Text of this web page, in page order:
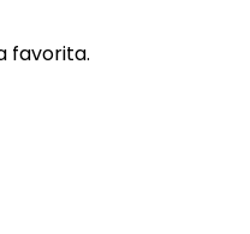
favorita.